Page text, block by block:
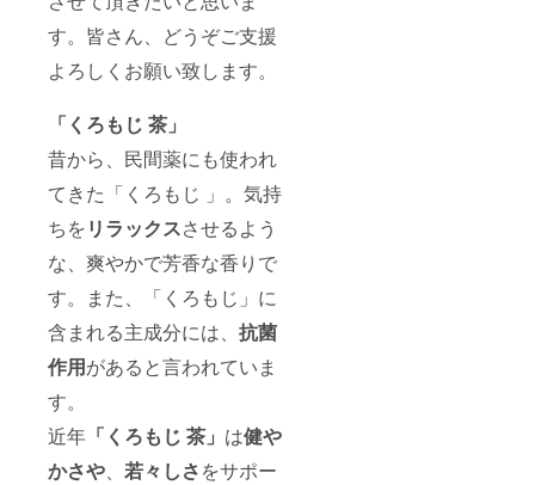
す。皆さん、どうぞご支援
よろしくお願い致します。
「くろもじ 茶」
昔から、民間薬にも使われ
てきた「くろもじ 」。気持
ちをリラックスさせるよう
な、爽やかで芳香な香りで
す。また、「くろもじ」に
含まれる主成分には、 抗菌
作用があると言われていま
す。
近年 「くろもじ 茶」 は健や
かさや、 若々しさをサポー